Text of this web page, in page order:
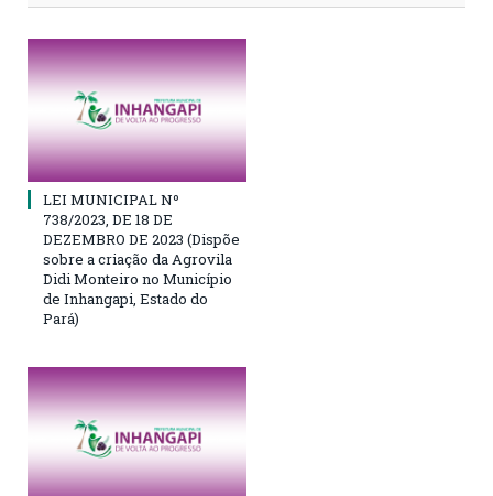
LEI MUNICIPAL Nº
738/2023, DE 18 DE
DEZEMBRO DE 2023 (Dispõe
sobre a criação da Agrovila
Didi Monteiro no Município
de Inhangapi, Estado do
Pará)